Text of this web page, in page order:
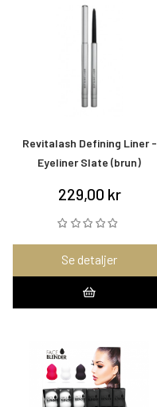
Revitalash Defining Liner -
Eyeliner Slate (brun)
229,00 kr
Se detaljer